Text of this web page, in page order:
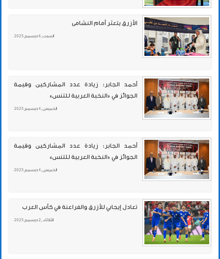
الأزرق يتعثر أمام النشامى
السبت , 6 ديسمبر 2025
أحمد الجابر: زيادة عدد المشاركين وقيمة
الجوائز في «النخبة العربية للتنس»
الخميس , 4 ديسمبر 2025
أحمد الجابر: زيادة عدد المشاركين وقيمة
الجوائز في «النخبة العربية للتنس»
الخميس , 4 ديسمبر 2025
تعادل إيجابي للأزرق والفراعنة في كأس العرب
الثلاثاء , 2 ديسمبر 2025